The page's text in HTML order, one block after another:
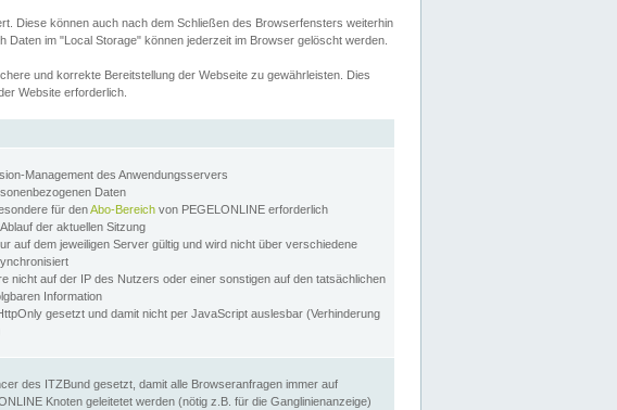
Diese können auch nach dem Schließen des Browserfensters weiterhin
im "Local Storage" können jederzeit im Browser gelöscht werden.
und korrekte Bereitstellung der Webseite zu gewährleisten. Dies
Website erforderlich.
Management des Anwendungsservers
Daten
für denAbo-Bereich von PEGELONLINE erforderlich
der aktuellen Sitzung
auf dem jeweiligen Server gültig und wird nicht über verschiedene
nicht auf der IP des Nutzers oder einer sonstigen auf den tatsächlichen
Information
gesetzt und damit nicht per JavaScript auslesbar (Verhinderung
des ITZBund gesetzt, damit alle Browseranfragen immer auf
Knoten geleitetet werden (nötig z.B. für die Ganglinienanzeige)